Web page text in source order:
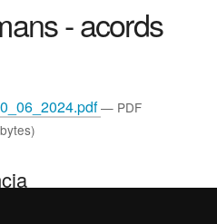
- acords
— PDF
de transparència de